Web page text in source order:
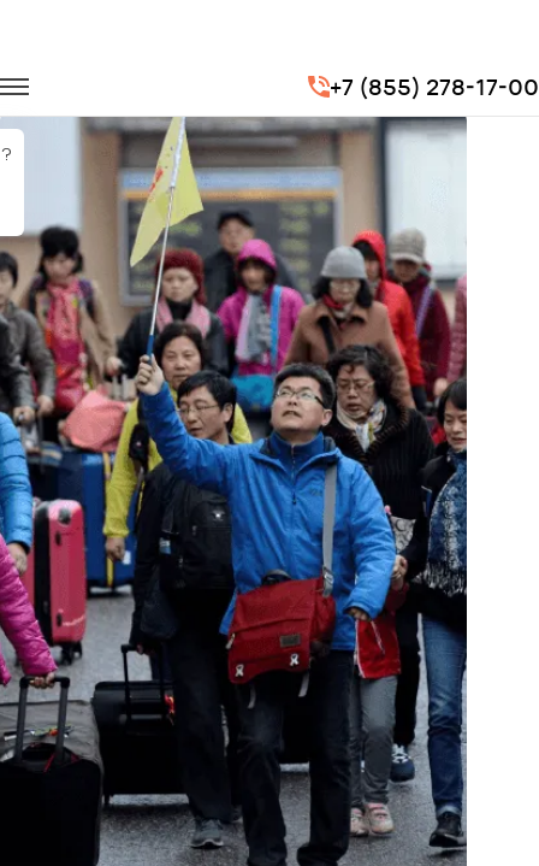
+7 (855) 278-17-00
?
Городские перевозки
Экскурсии (гостей из Китая)